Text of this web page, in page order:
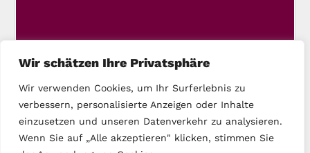
Wir schätzen Ihre Privatsphäre
Wir verwenden Cookies, um Ihr Surferlebnis zu
verbessern, personalisierte Anzeigen oder Inhalte
einzusetzen und unseren Datenverkehr zu analysieren.
Wenn Sie auf „Alle akzeptieren" klicken, stimmen Sie